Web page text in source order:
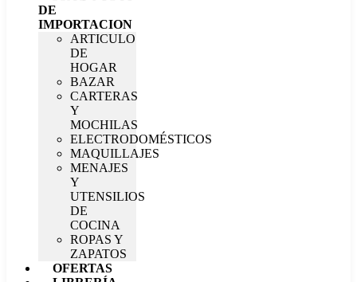
DE
IMPORTACION
ARTICULO
DE
HOGAR
BAZAR
CARTERAS
Y
MOCHILAS
ELECTRODOMÉSTICOS
MAQUILLAJES
MENAJES
Y
UTENSILIOS
DE
COCINA
ROPAS Y
ZAPATOS
OFERTAS